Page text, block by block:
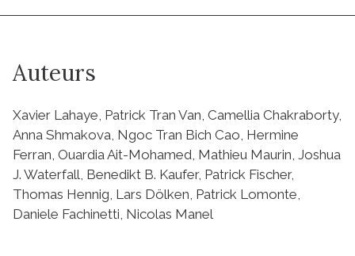
Auteurs
Xavier Lahaye, Patrick Tran Van, Camellia Chakraborty,
Anna Shmakova, Ngoc Tran Bich Cao, Hermine
Ferran, Ouardia Ait-Mohamed, Mathieu Maurin, Joshua
J. Waterfall, Benedikt B. Kaufer, Patrick Fischer,
Thomas Hennig, Lars Dölken, Patrick Lomonte,
Daniele Fachinetti, Nicolas Manel